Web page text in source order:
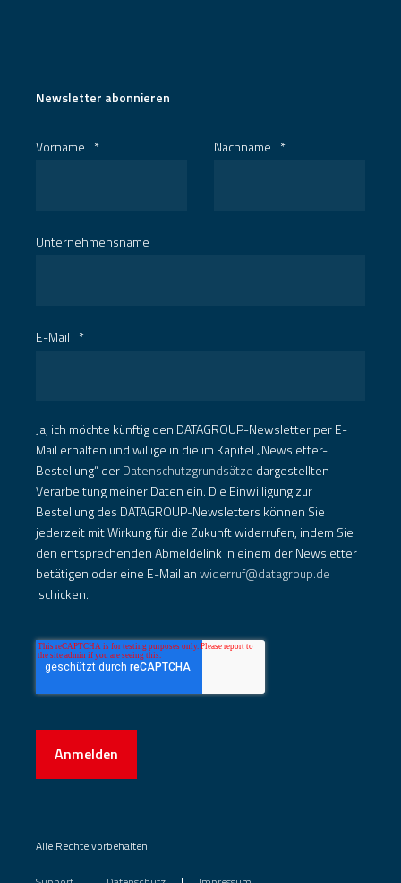
Newsletter abonnieren
Vorname * Nachname *
Unternehmensname
E-Mail *
Ja, ich möchte künftig den DATAGROUP-Newsletter per E-
Mail erhalten und willige in die im Kapitel „Newsletter-
Bestellung“ derDatenschutzgrundsätze dargestellten
Verarbeitung meiner Daten ein. Die Einwilligung zur
Bestellung des DATAGROUP-Newsletters können Sie
jederzeit mit Wirkung für die Zukunft widerrufen, indem Sie
den entsprechenden Abmeldelink in einem der Newsletter
betätigen oder eine E-Mail anwiderruf@datagroup.de
schicken.
Anmelden
Alle Rechte vorbehalten